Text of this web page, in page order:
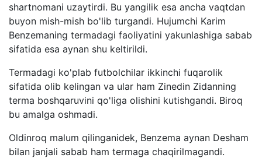
shartnomani uzaytirdi. Bu yangilik esa ancha vaqtdan
buyon mish-mish bo'lib turgandi. Hujumchi Karim
Benzemaning termadagi faoliyatini yakunlashiga sabab
sifatida esa aynan shu keltirildi.
Termadagi ko'plab futbolchilar ikkinchi fuqarolik
sifatida olib kelingan va ular ham Zinedin Zidanning
terma boshqaruvini qo'liga olishini kutishgandi. Biroq
bu amalga oshmadi.
Oldinroq malum qilinganidek, Benzema aynan Desham
bilan janjali sabab ham termaga chaqirilmagandi.